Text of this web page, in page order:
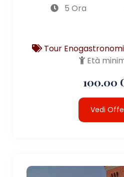
5 Ora
Tour
Età
100.00
Vedi